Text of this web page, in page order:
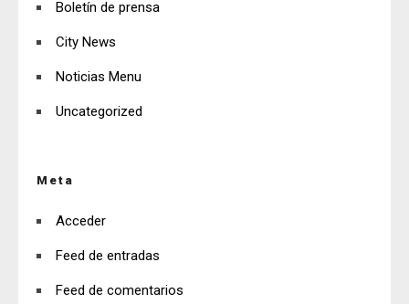
Boletín de prensa
City News
Noticias Menu
Uncategorized
Meta
Acceder
Feed de entradas
Feed de comentarios